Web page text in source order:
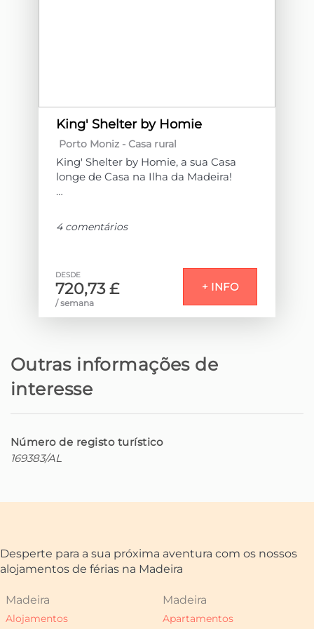
King' Shelter by Homie
Porto Moniz - Casa rural
King' Shelter by Homie, a sua Casa
longe de Casa na Ilha da Madeira!
da Ilha da Madeira com o King’s
rodeado por uma natureza
deslumbrante e intocada. Este é o
local ideal para quem procura paz,
tranquilidade e a oportunidade de se
quotidiano.
Com capacidade para 4 pessoas, o
King’s Shelter oferece o máximo de
conforto em dois quartos acolhedores,
casal, um deles en suite.
em open space, assim como uma sala
No exterior, a zona de churrasco
promete ser o ponto alto para
4 comentários
DESDE
720,73 £
/ semana
+ INFO
Outras informações de
interesse
Número de registo turístico
169383/AL
Desperte para a sua próxima aventura com os nossos
alojamentos de férias na Madeira
Madeira
Alojamentos
Madeira
Apartamentos